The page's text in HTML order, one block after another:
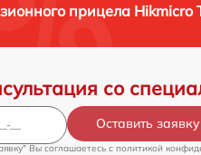
прицела Hikmicro
со
Оставить заявку
Вы соглашаетесь c политикой